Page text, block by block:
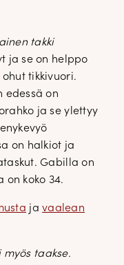
takki
ja se on helppo
tikkivuori.
edessä on
ja se ylettyy
on halkiot ja
Gabilla on
on koko 34.
javaalean
taakse.